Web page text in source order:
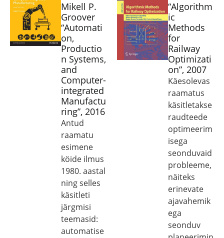
Mikell P.
Groover
“Automati
on,
Productio
n Systems,
and
Computer-
integrated
Manufactu
ring”, 2016
Antud
raamatu
esimene
köide ilmus
1980. aastal
ning selles
käsitleti
järgmisi
teemasid:
automatise
“Algorithm
ic
Methods
for
Railway
Optimizati
on”, 2007
Käesolevas
raamatus
käsitletakse
raudteede
optimeerim
isega
seonduvaid
probleeme,
näiteks
erinevate
ajavahemik
ega
seonduv